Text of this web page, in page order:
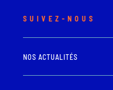
SUIVEZ-NOUS
NOS ACTUALITÉS